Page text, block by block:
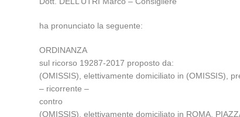
ha pronunciato la seguente:
ORDINANZA
sul ricorso 19287-2017 proposto da:
(OMISSIS), elettivamente domiciliato in (OMISSIS),
– ricorrente –
contro
(OMISSIS), elettivamente domiciliato in ROMA,